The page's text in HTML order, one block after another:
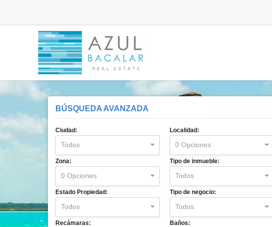
BÚSQUEDA AVANZADA
Ciudad:
Todos
Localidad:
0 Opciones
Zona:
0 Opciones
Tipo de inmueble:
Todos
Estado Propiedad:
Todos
Tipo de negocio:
Todos
Recámaras: Baños: